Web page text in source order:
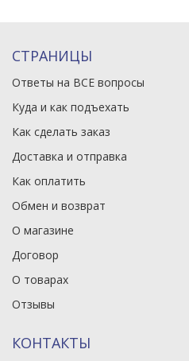
СТРАНИЦЫ
Ответы на ВСЕ вопросы
Куда и как подъехать
Как сделать заказ
Доставка и отправка
Как оплатить
Обмен и возврат
О магазине
Договор
О товарах
Отзывы
КОНТАКТЫ